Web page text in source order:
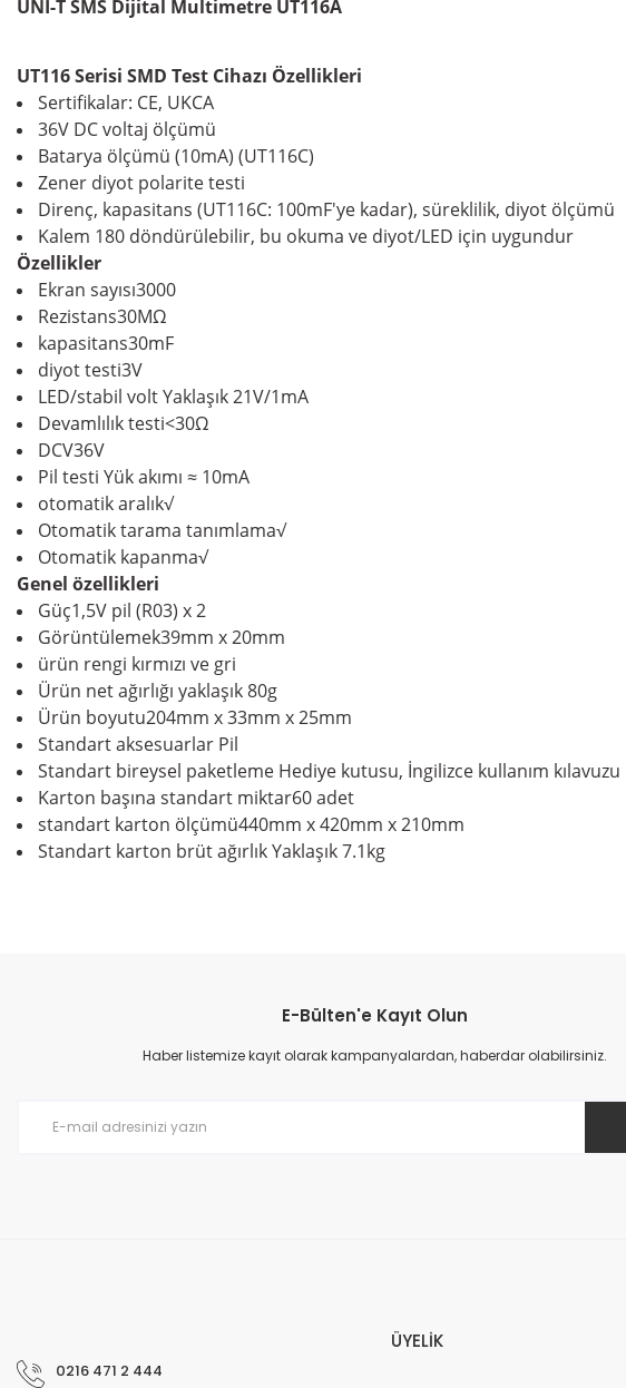
UNI-T SMS Dijital Multimetre UT116A
UT116 Serisi SMD Test Cihazı Özellikleri
Sertifikalar: CE, UKCA
36V DC voltaj ölçümü
Batarya ölçümü (10mA) (UT116C)
Zener diyot polarite testi
Direnç, kapasitans (UT116C: 100mF'ye kadar), süreklilik, diyot ölçümü
Kalem 180 döndürülebilir, bu okuma ve diyot/LED için uygundur
Özellikler
Ekran sayısı3000
Rezistans30MΩ
kapasitans30mF
diyot testi3V
LED/stabil voltYaklaşık 21V/1mA
Devamlılık testi<30Ω
DCV36V
Pil testi Yük akımı ≈ 10mA
otomatik aralık√
Otomatik tarama tanımlama√
Otomatik kapanma√
Genel özellikleri
Güç1,5V pil (R03) x 2
Görüntülemek39mm x 20mm
ürün rengi kırmızı ve gri
Ürün net ağırlığı yaklaşık 80g
Ürün boyutu204mm x 33mm x 25mm
Standart aksesuarlar Pil
Standart bireysel paketleme Hediye kutusu, İngilizce kullanım kılavuzu
Karton başına standart miktar60 adet
standart karton ölçümü440mm x 420mm x 210mm
Standart karton brüt ağırlıkYaklaşık 7.1kg
Ürün resmi kalitesiz, bozuk veya görüntülenemiyor.
Ürün açıklamasında eksik bilgiler bulunuyor.
E-Bülten'e Kayıt Olun
Haber listemize kayıt olarak kampanyalardan, haberdar olabilirsiniz.
0216 471 2 444
ÜYELİK